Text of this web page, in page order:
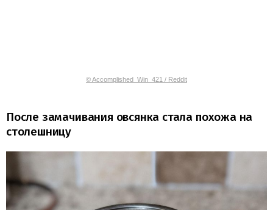
© Accomplished_Win_421 / Reddit
После замачивания овсянка стала похожа на
столешницу